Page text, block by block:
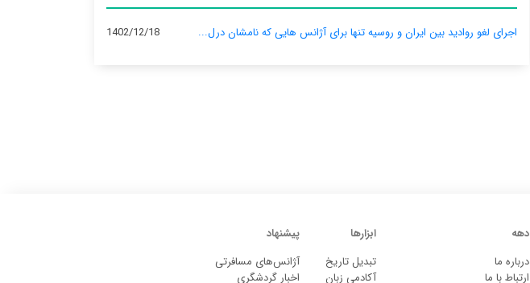
اجرای لغو روادید بین ایران و روسیه تنها برای آژانس‌ هایی که نامشان درل... 1402/12/18
دهه
درباره ما
ارتباط با ما
ابزارها
تبدیل تاریخ
آکادمی زبان
پیشنهاد
آژانس‌های مسافرتی
اخبار گردشگری